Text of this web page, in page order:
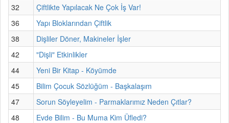
32
Çiftlikte Yapılacak Ne Çok İş Var!
36
Yapı Bloklarından Çiftlik
38
Dişliler Döner, Makineler İşler
42
"Dişli" Etkinlikler
44
Yeni Bir Kitap - Köyümde
45
Bilim Çocuk Sözlüğüm - Başkalaşım
47
Sorun Söyleyelim - Parmaklarımız Neden Çıtlar?
48
Evde Bilim - Bu Muma Kim Üfledi?